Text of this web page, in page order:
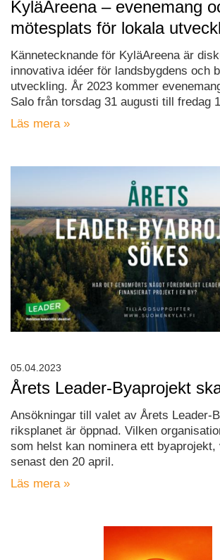
KyläAreena – evenemang
mötesplats för lokala
Kännetecknande för KyläAreena är
innovativa idéer för landsbygdens och
utveckling. År 2023 kommer
Salo från torsdag 31 augusti till fredag
Läs mera »
Årets Leader-Byaprojekt
Ansökningar till valet av Årets Leader-
riksplanet är öppnad. Vilken
som helst kan nominera ett
senast den 20 april.
Läs mera »
05.04.2023